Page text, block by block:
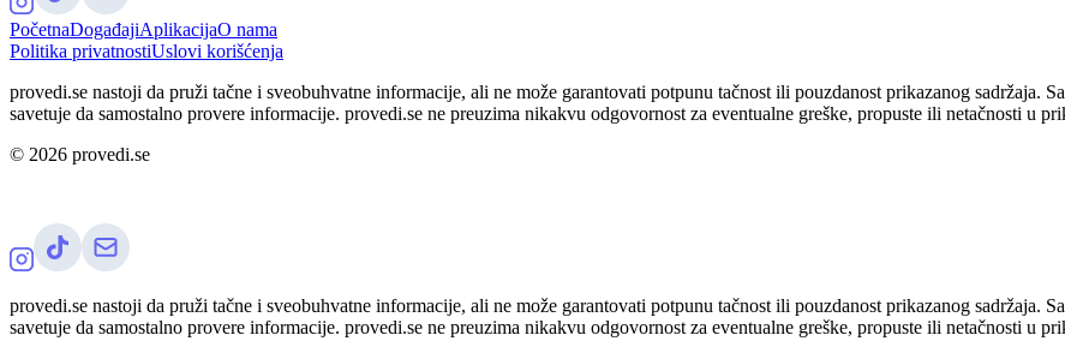
PočetnaDogađajiAplikacijaO nama
Politika privatnostiUslovi korišćenja
provedi.se nastoji da pruži tačne i sveobuhvatne informacije, ali ne može garantovati potpunu tačnost ili pouzdanost prikazanog sadržaja.
savetuje da samostalno provere informacije. provedi.se ne preuzima nikakvu odgovornost za eventualne greške, propuste ili netačnosti u
© 2026 provedi.se
provedi.se nastoji da pruži tačne i sveobuhvatne informacije, ali ne može garantovati potpunu tačnost ili pouzdanost prikazanog sadržaja.
savetuje da samostalno provere informacije. provedi.se ne preuzima nikakvu odgovornost za eventualne greške, propuste ili netačnosti u